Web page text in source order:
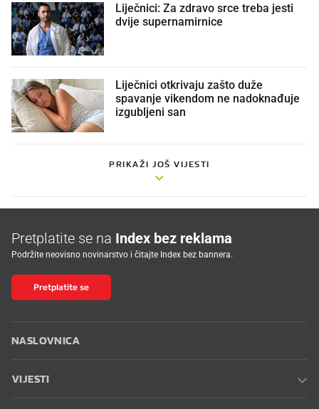
Liječnici: Za zdravo srce treba jesti
dvije supernamirnice
Liječnici otkrivaju zašto duže
spavanje vikendom ne nadoknađuje
izgubljeni san
PRIKAŽI JOŠ VIJESTI
Pretplatite se na Index bez reklama
Podržite neovisno novinarstvo i čitajte Index bez bannera.
Pretplatite se
NASLOVNICA
VIJESTI